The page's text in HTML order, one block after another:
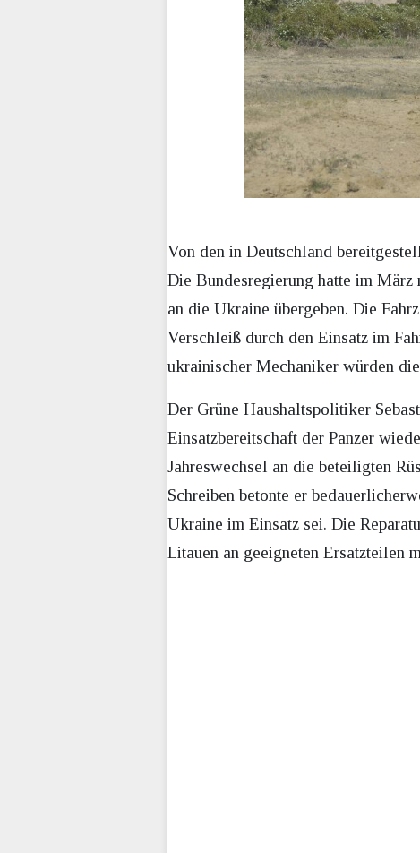
Von den in Deutschland
Die Bundesregierung hatte im März
an die Ukraine übergeben. Die
Verschleiß durch den Einsatz im
ukrainischer Mechaniker würden
Der Grüne Haushaltspolitiker
Einsatzbereitschaft der Panzer
Jahreswechsel an die beteiligten
Schreiben betonte er
Ukraine im Einsatz sei. Die
Litauen an geeigneten Ersatzteilen